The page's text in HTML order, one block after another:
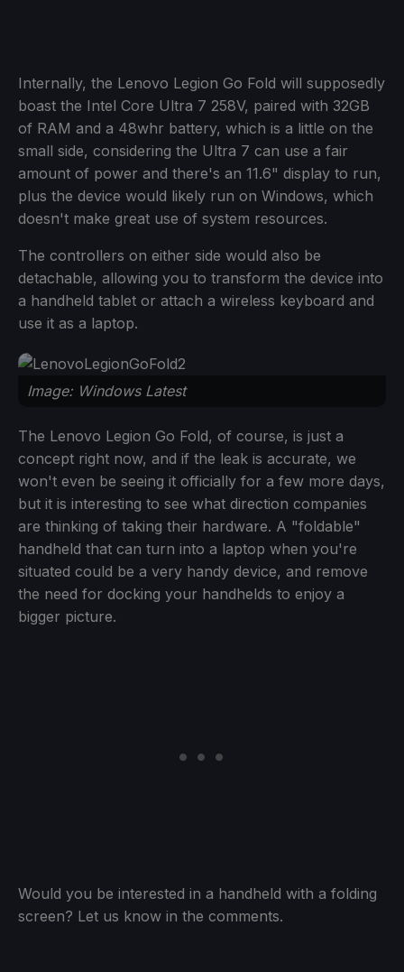
Internally, the Lenovo Legion Go Fold will supposedly
boast the Intel Core Ultra 7 258V, paired with 32GB
of RAM and a 48whr battery, which is a little on the
small side, considering the Ultra 7 can use a fair
amount of power and there's an 11.6" display to run,
plus the device would likely run on Windows, which
doesn't make great use of system resources.
The controllers on either side would also be
detachable, allowing you to transform the device into
a handheld tablet or attach a wireless keyboard and
use it as a laptop.
Image: Windows Latest
The Lenovo Legion Go Fold, of course, is just a
concept right now, and if the leak is accurate, we
won't even be seeing it officially for a few more days,
but it is interesting to see what direction companies
are thinking of taking their hardware. A "foldable"
handheld that can turn into a laptop when you're
situated could be a very handy device, and remove
the need for docking your handhelds to enjoy a
bigger picture.
Would you be interested in a handheld with a folding
screen? Let us know in the comments.